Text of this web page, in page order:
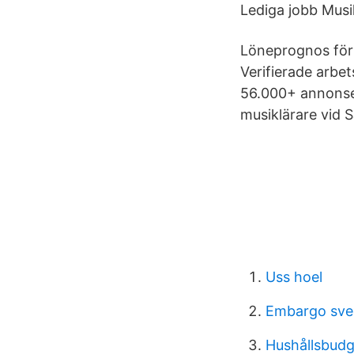
Lediga jobb
Löneprognos
Verifierade
56.000+
musiklärare vid
Uss hoel
Embargo